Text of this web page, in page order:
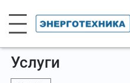
Услуги